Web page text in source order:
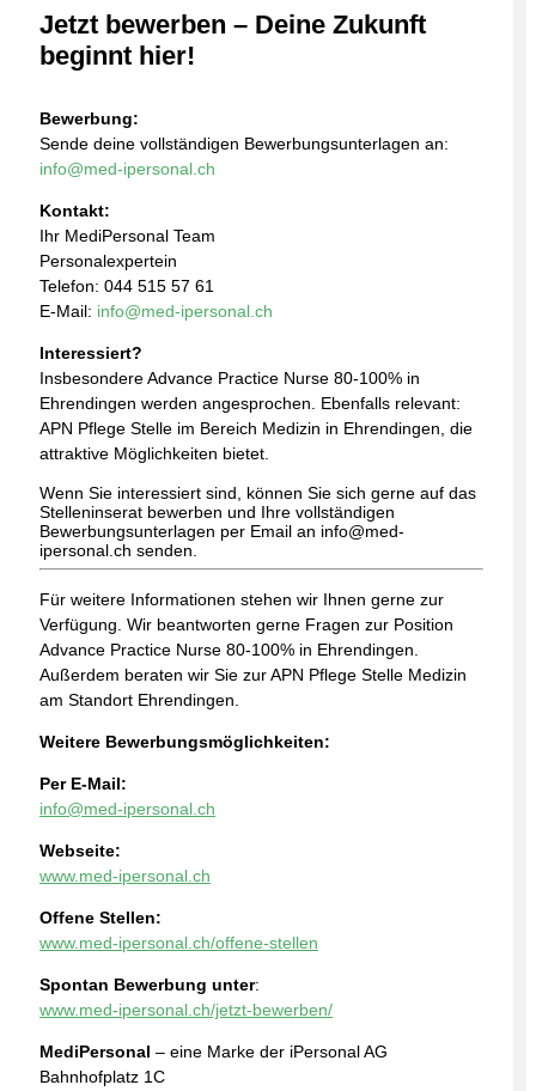
Jetzt bewerben – Deine Zukunft
beginnt hier!
Bewerbung:
Sende deine vollständigen Bewerbungsunterlagen an:
info@med-ipersonal.ch
Kontakt:
Ihr MediPersonal Team
Personalexpertein
Telefon: 044 515 57 61
E-Mail: info@med-ipersonal.ch
Interessiert?
Insbesondere Advance Practice Nurse 80-100% in
Ehrendingen werden angesprochen. Ebenfalls relevant:
APN Pflege Stelle im Bereich Medizin in Ehrendingen, die
attraktive Möglichkeiten bietet.
Wenn Sie interessiert sind, können Sie sich gerne auf das
Stelleninserat bewerben und Ihre vollständigen
Bewerbungsunterlagen per Email an info@med-
ipersonal.ch senden.
Für weitere Informationen stehen wir Ihnen gerne zur
Verfügung. Wir beantworten gerne Fragen zur Position
Advance Practice Nurse 80-100% in Ehrendingen.
Außerdem beraten wir Sie zur APN Pflege Stelle Medizin
am Standort Ehrendingen.
Weitere Bewerbungsmöglichkeiten:
Per E-Mail:
info@med-ipersonal.ch
Webseite:
www.med-ipersonal.ch
Offene Stellen:
www.med-ipersonal.ch/offene-stellen
Spontan Bewerbung unter:
www.med-ipersonal.ch/jetzt-bewerben/
MediPersonal – eine Marke der iPersonal AG
Bahnhofplatz 1C